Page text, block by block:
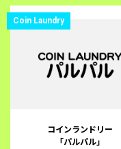
Coin Laundry
コインランドリー
「パルパル」